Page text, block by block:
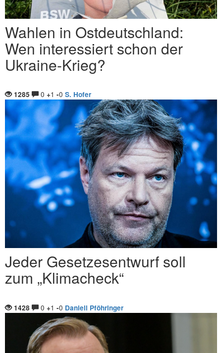
Wahlen in Ostdeutschland:
Wen interessiert schon der
Ukraine-Krieg?
1285 0 +1 -0 S. Hofer
Jeder Gesetzesentwurf soll
zum „Klimacheck“
1428 0 +1 -0 Daniell Pföhringer